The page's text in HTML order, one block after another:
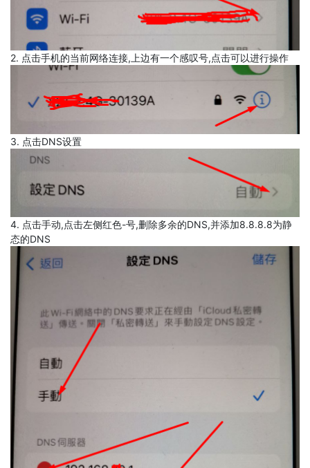
2. 点击手机的当前网络连接,上边有一个感叹号,点击可以进行操作
3. 点击DNS设置
4. 点击手动,点击左侧红色-号,删除多余的DNS,并添加8.8.8.8为静
态的DNS